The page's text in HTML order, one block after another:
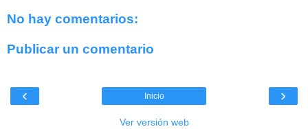
No hay comentarios:
Publicar un comentario
‹ ›
Inicio
Ver versión web